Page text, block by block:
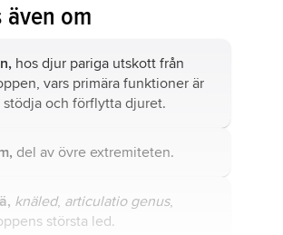
även om
hos djur pariga utskott från
vars primära funktioner är
stödja och förflytta djuret.
del av övre extremiteten.
knäled, articulatio genus,
största led.